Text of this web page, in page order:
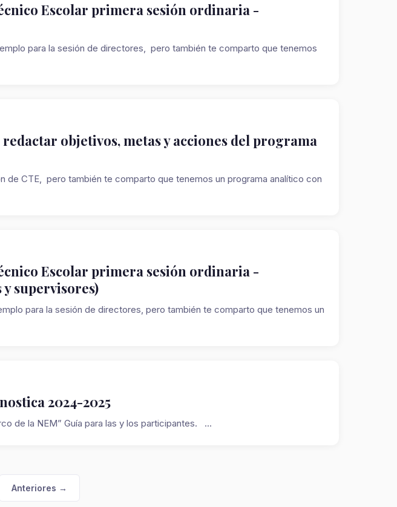
Escolar primera sesión ordinaria -
para la sesión de directores, pero también te comparto que tenemos
objetivos, metas y acciones del programa
de CTE, pero también te comparto que tenemos un programa analítico con
Escolar primera sesión ordinaria -
supervisores)
para la sesión de directores, pero también te comparto que tenemos un
2024-2025
de la NEM” Guía para las y los participantes. ...
Anteriores →